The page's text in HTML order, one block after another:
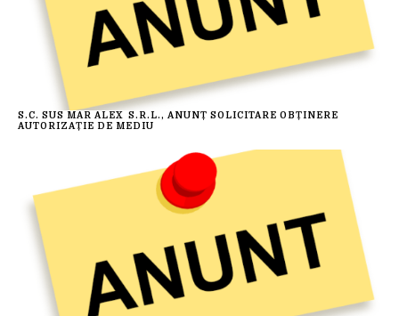
S.C. SUS MAR ALEX S.R.L., ANUNȚ SOLICITARE OBȚINERE
AUTORIZAȚIE DE MEDIU